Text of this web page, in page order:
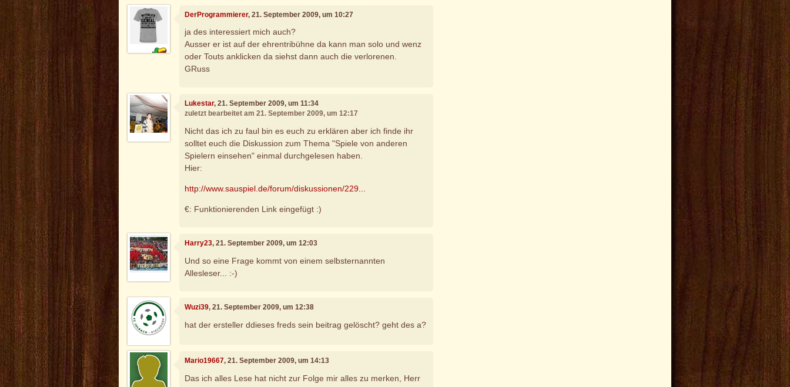
DerProgrammierer, 21. September 2009, um 10:27
ja des interessiert mich auch?
Ausser er ist auf der ehrentribühne da kann man solo und wenz
oder Touts anklicken da siehst dann auch die verlorenen.
GRuss
Lukestar, 21. September 2009, um 11:34
zuletzt bearbeitet am 21. September 2009, um 12:17
Nicht das ich zu faul bin es euch zu erklären aber ich finde ihr
solltet euch die Diskussion zum Thema "Spiele von anderen
Spielern einsehen" einmal durchgelesen haben.
Hier:
http://www.sauspiel.de/forum/diskussionen/229...
€: Funktionierenden Link eingefügt :)
Harry23, 21. September 2009, um 12:03
Und so eine Frage kommt von einem selbsternannten
Allesleser... :-)
Wuzi39, 21. September 2009, um 12:38
hat der ersteller ddieses freds sein beitrag gelöscht? geht des a?
Mario19667, 21. September 2009, um 14:13
Das ich alles Lese hat nicht zur Folge mir alles zu merken, Herr